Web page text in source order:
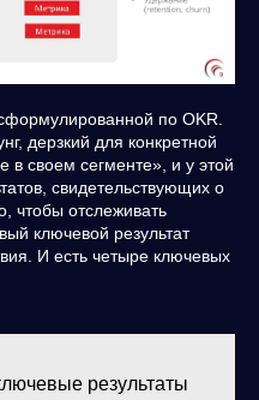
по OKR.
дерзкий для конкретной
в своем сегменте», и у этой
свидетельствующих о
чтобы отслеживать
ключевой результат
И есть четыре ключевых
результаты